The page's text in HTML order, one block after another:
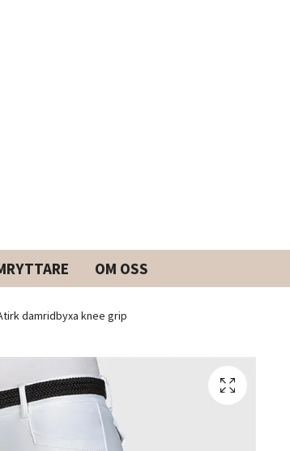
OM OSS
damridbyxa knee grip